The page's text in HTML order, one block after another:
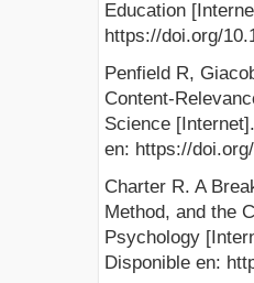
Education
https://doi.org/
Penfield R,
Content-
Science
en: https://
Charter R. A
Method, and the
Psychology
Disponible en: